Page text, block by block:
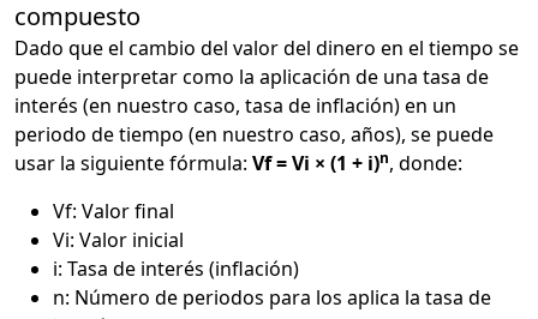
compuesto
Dado que el cambio del valor del dinero en el tiempo se
puede interpretar como la aplicación de una tasa de
interés (en nuestro caso, tasa de inflación) en un
periodo de tiempo (en nuestro caso, años), se puede
usar la siguiente fórmula: Vf = Vi × (1 + i)n, donde:
Vf: Valor final
Vi: Valor inicial
i: Tasa de interés (inflación)
n: Número de periodos para los aplica la tasa de